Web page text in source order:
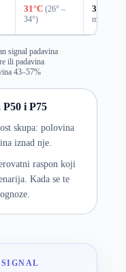
31°C (26° –
34°)
37%
mm)
signal padavina
ili padavina
43–57%
i P75
skupa: polovina
iznad nje.
raspon koji
Kada se te